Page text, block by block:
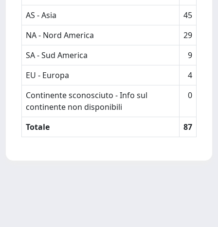
AS - Asia
45
NA - Nord America
29
SA - Sud America
9
EU - Europa
4
Continente sconosciuto - Info sul
continente non disponibili
0
Totale 87